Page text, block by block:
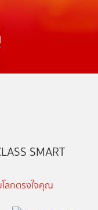
SMART
ลกตรงใจคุณ